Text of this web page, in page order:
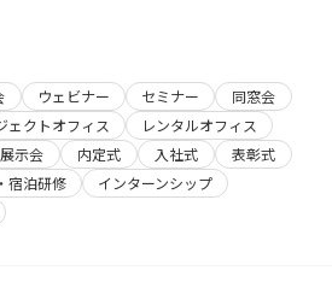
ウェビナー セミナー
同窓会
ェクトオフィス
レンタルオフィス
展示会 内定式 入社式
表彰式
宿泊研修
インターンシップ